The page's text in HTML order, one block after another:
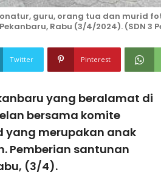
guru, orang tua dan murid
Rabu (3/4/2024). (SDN 3
Twitter Pinterest
yang beralamat di
bersama komite
yang merupakan anak
Pemberian santunan
(3/4).